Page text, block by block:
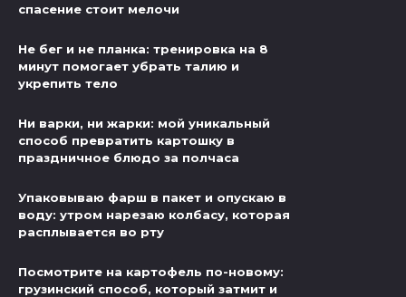
спасение стоит мелочи
Не бег и не планка: тренировка на 8
минут помогает убрать талию и
укрепить тело
Ни варки, ни жарки: мой уникальный
способ превратить картошку в
праздничное блюдо за полчаса
Упаковываю фарш в пакет и опускаю в
воду: утром нарезаю колбасу, которая
расплывается во рту
Посмотрите на картофель по-новому:
грузинский способ, который затмит и